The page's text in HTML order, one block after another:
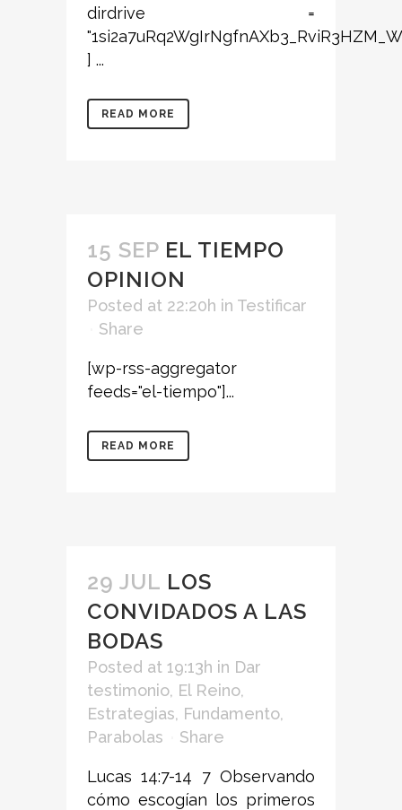
dirdrive =
] ...
READ MORE
15 SEP EL TIEMPO
OPINION
Posted at 22:20h in Testificar
Share
[wp-rss-aggregator
feeds="el-tiempo"]...
READ MORE
29 JUL LOS
CONVIDADOS A LAS
BODAS
Posted at 19:13h in Dar
testimonio, El Reino,
Estrategias, Fundamento,
Parabolas
Share
Lucas 14:7-14 7 Observando
cómo escogían los primeros